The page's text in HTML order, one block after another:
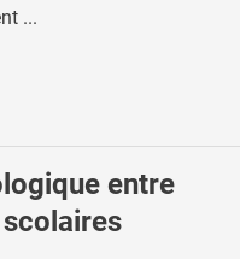
...
entre